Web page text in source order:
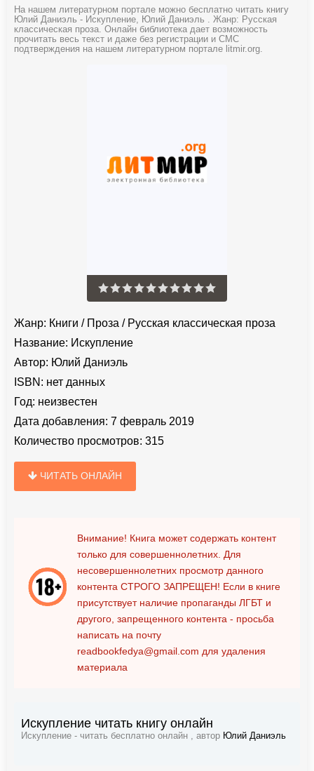
На нашем литературном портале можно бесплатно читать книгу
Юлий Даниэль - Искупление, Юлий Даниэль . Жанр: Русская
классическая проза. Онлайн библиотека дает возможность
прочитать весь текст и даже без регистрации и СМС
подтверждения на нашем литературном портале litmir.org.
Жанр: Книги / Проза / Русская классическая проза
Название: Искупление
Автор: Юлий Даниэль
ISBN: нет данных
Год: неизвестен
Дата добавления: 7 февраль 2019
Количество просмотров: 315
ЧИТАТЬ ОНЛАЙН
Внимание! Книга может содержать контент
только для совершеннолетних. Для
несовершеннолетних просмотр данного
контента СТРОГО ЗАПРЕЩЕН! Если в книге
присутствует наличие пропаганды ЛГБТ и
другого, запрещенного контента - просьба
написать на почту
readbookfedya@gmail.com для удаления
материала
Искупление читать книгу онлайн
Искупление - читать бесплатно онлайн , автор Юлий Даниэль